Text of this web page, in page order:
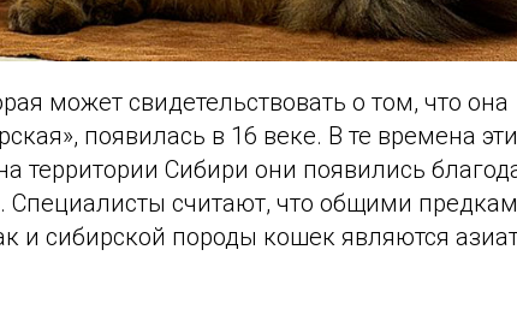
может свидетельствовать о том, что она
появилась в 16 веке. В те времена
территории Сибири они появились
Специалисты считают, что общими
и сибирской породы кошек являются